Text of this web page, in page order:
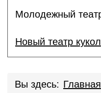
Молодежный
Новый театр кукол
Вы здесь: Главная